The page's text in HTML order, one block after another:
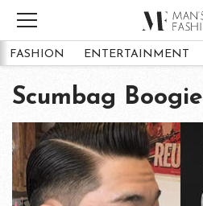
FASHION ENTERTAINMENT
Scumbag Boogie